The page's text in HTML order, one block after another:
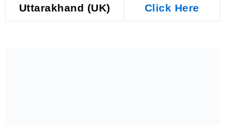
Uttarakhand (UK) Click Here